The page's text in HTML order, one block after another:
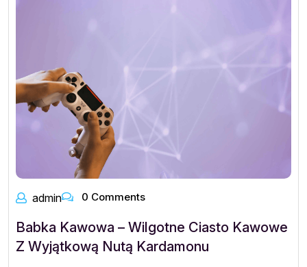
admin 0 Comments
Babka Kawowa – Wilgotne Ciasto Kawowe
Z Wyjątkową Nutą Kardamonu